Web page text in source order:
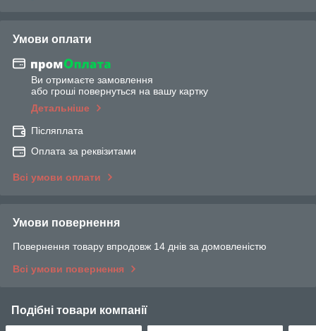
Умови оплати
Ви отримаєте замовлення
або гроші повернуться на вашу картку
Детальніше
Післяплата
Оплата за реквізитами
Всі умови оплати
Умови повернення
Повернення товару впродовж 14 днів за домовленістю
Всі умови повернення
Подібні товари компанії